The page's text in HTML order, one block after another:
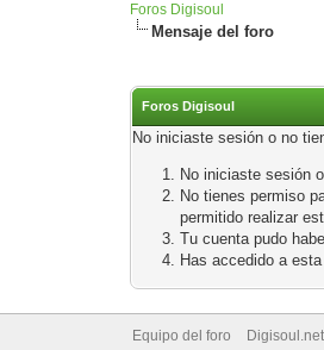
Foros Digisoul
Mensaje del foro
Foros Digisoul
No iniciaste sesión o no
No iniciaste sesión
No tienes permiso
permitido realizar
Tu cuenta pudo
Has accedido a
Equipo del foro Digisoul.net